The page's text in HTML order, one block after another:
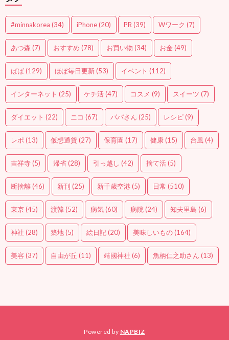
#minnakorea (34) iPhone(20) PR (39) Wワーク (7)
あつ森 (7) おすすめ (78) お買い物 (34) お金 (49)
ばば(129) ほぼ毎日更新(53) イベント (112)
インターネット (25) ケチ活(47) コスメ (9) スイーツ (7)
ダイエット (22) ニコ (67) パパさん (25) レシピ(9)
レポ (13) 仮想通貨(27) 保育園 (17) 健康(15) 台風(4)
吉祥寺(5) 帰省(28) 引っ越し (42) 捨て活(5)
断捨離(46) 新刊 (25) 新千歳空港(5) 日常 (510)
東京(45) 渡韓(52) 病気(60) 病院 (24) 知夫里島 (6)
神社 (28) 築地(5) 絵日記(20) 美味しいもの(164)
美容 (37) 自由が丘 (11) 靖國神社 (6) 魚柄仁之助さん (13)
Powered by NAPBIZ